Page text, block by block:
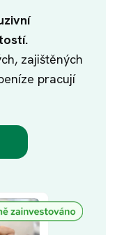
zajištěných
pracují